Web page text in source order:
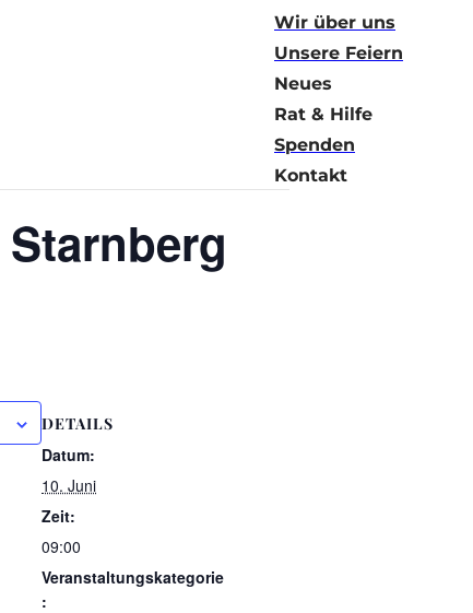
Wir über uns
Unsere Feiern
Neues
Rat & Hilfe
Spenden
Kontakt
DETAILS
Datum:
10. Juni
Zeit:
09:00
Veranstaltungskategorie
: